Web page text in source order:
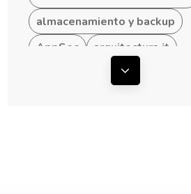
almacenamiento y backup
AppSec
arquitectura it
Mostrar